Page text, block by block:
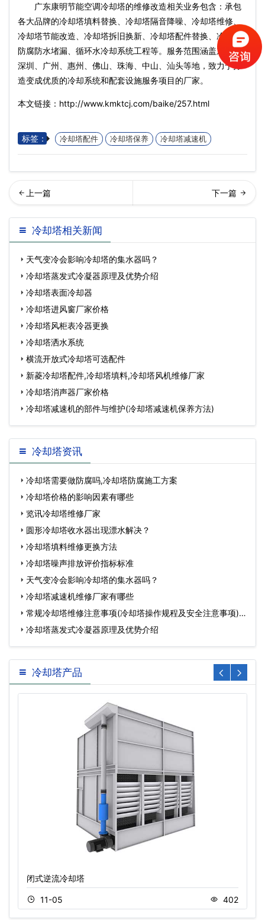
广东康明节能空调冷却塔的维修改造相关业务包含：承包
各大品牌的冷却塔填料替换、冷却塔隔音降噪、冷却塔维修、
冷却塔节能改造、冷却塔拆旧换新、冷却塔配件替换、冷却塔
防腐防水堵漏、循环水冷却系统工程等。服务范围涵盖东莞、
深圳、广州、惠州、佛山、珠海、中山、汕头等地，致力于打
造变成优质的冷却系统和配套设施服务项目的厂家。
本文链接：http://www.kmktcj.com/baike/257.html
标签： 冷却塔配件 冷却塔保养 冷却塔减速机
却塔减速机维修厂家有哪
些…
什么要及时清洗冷却塔,冷却
塔的清洗方法
冷却塔相关新闻
天气变冷会影响冷却塔的集水器吗？
冷却塔蒸发式冷凝器原理及优势介绍
冷却塔表面冷却器
冷却塔进风窗厂家价格
冷却塔风柜表冷器更换
冷却塔洒水系统
横流开放式冷却塔可选配件
新菱冷却塔配件,冷却塔填料,冷却塔风机维修厂家
冷却塔消声器厂家价格
冷却塔减速机的部件与维护(冷却塔减速机保养方法)
冷却塔资讯
冷却塔需要做防腐吗,冷却塔防腐施工方案
冷却塔价格的影响因素有哪些
览讯冷却塔维修厂家
圆形冷却塔收水器出现漂水解决？
冷却塔填料维修更换方法
冷却塔噪声排放评价指标标准
天气变冷会影响冷却塔的集水器吗？
冷却塔减速机维修厂家有哪些
常规冷却塔维修注意事项(冷却塔操作规程及安全注意事项)…
冷却塔蒸发式冷凝器原理及优势介绍
冷却塔产品
闭式逆流冷却塔
11-05 402